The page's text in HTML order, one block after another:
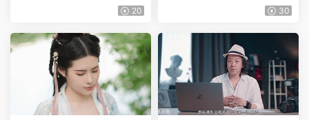
m Classic 2023 v12.5 ACR1
om教程合集+预设大全
20
实战训练营+原图+LR及LUT30